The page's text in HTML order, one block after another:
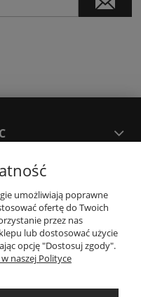
umożliwiają poprawne
ofertę do Twoich
przez nas
lub dostosować użycie
opcję "Dostosuj zgody".
naszej Polityce